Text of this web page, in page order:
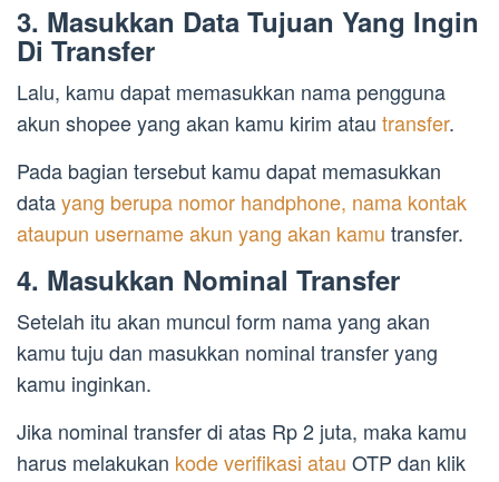
3. Masukkan Data Tujuan Yang Ingin
Di Transfer
Lalu, kamu dapat memasukkan nama pengguna
akun shopee yang akan kamu kirim atau transfer.
Pada bagian tersebut kamu dapat memasukkan
datayang berupa nomor handphone, nama kontak
ataupun username akun yang akan kamu transfer.
4. Masukkan Nominal Transfer
Setelah itu akan muncul form nama yang akan
kamu tuju dan masukkan nominal transfer yang
kamu inginkan.
Jika nominal transfer di atas Rp 2 juta, maka kamu
harus melakukan kode verifikasi atau OTP dan klik